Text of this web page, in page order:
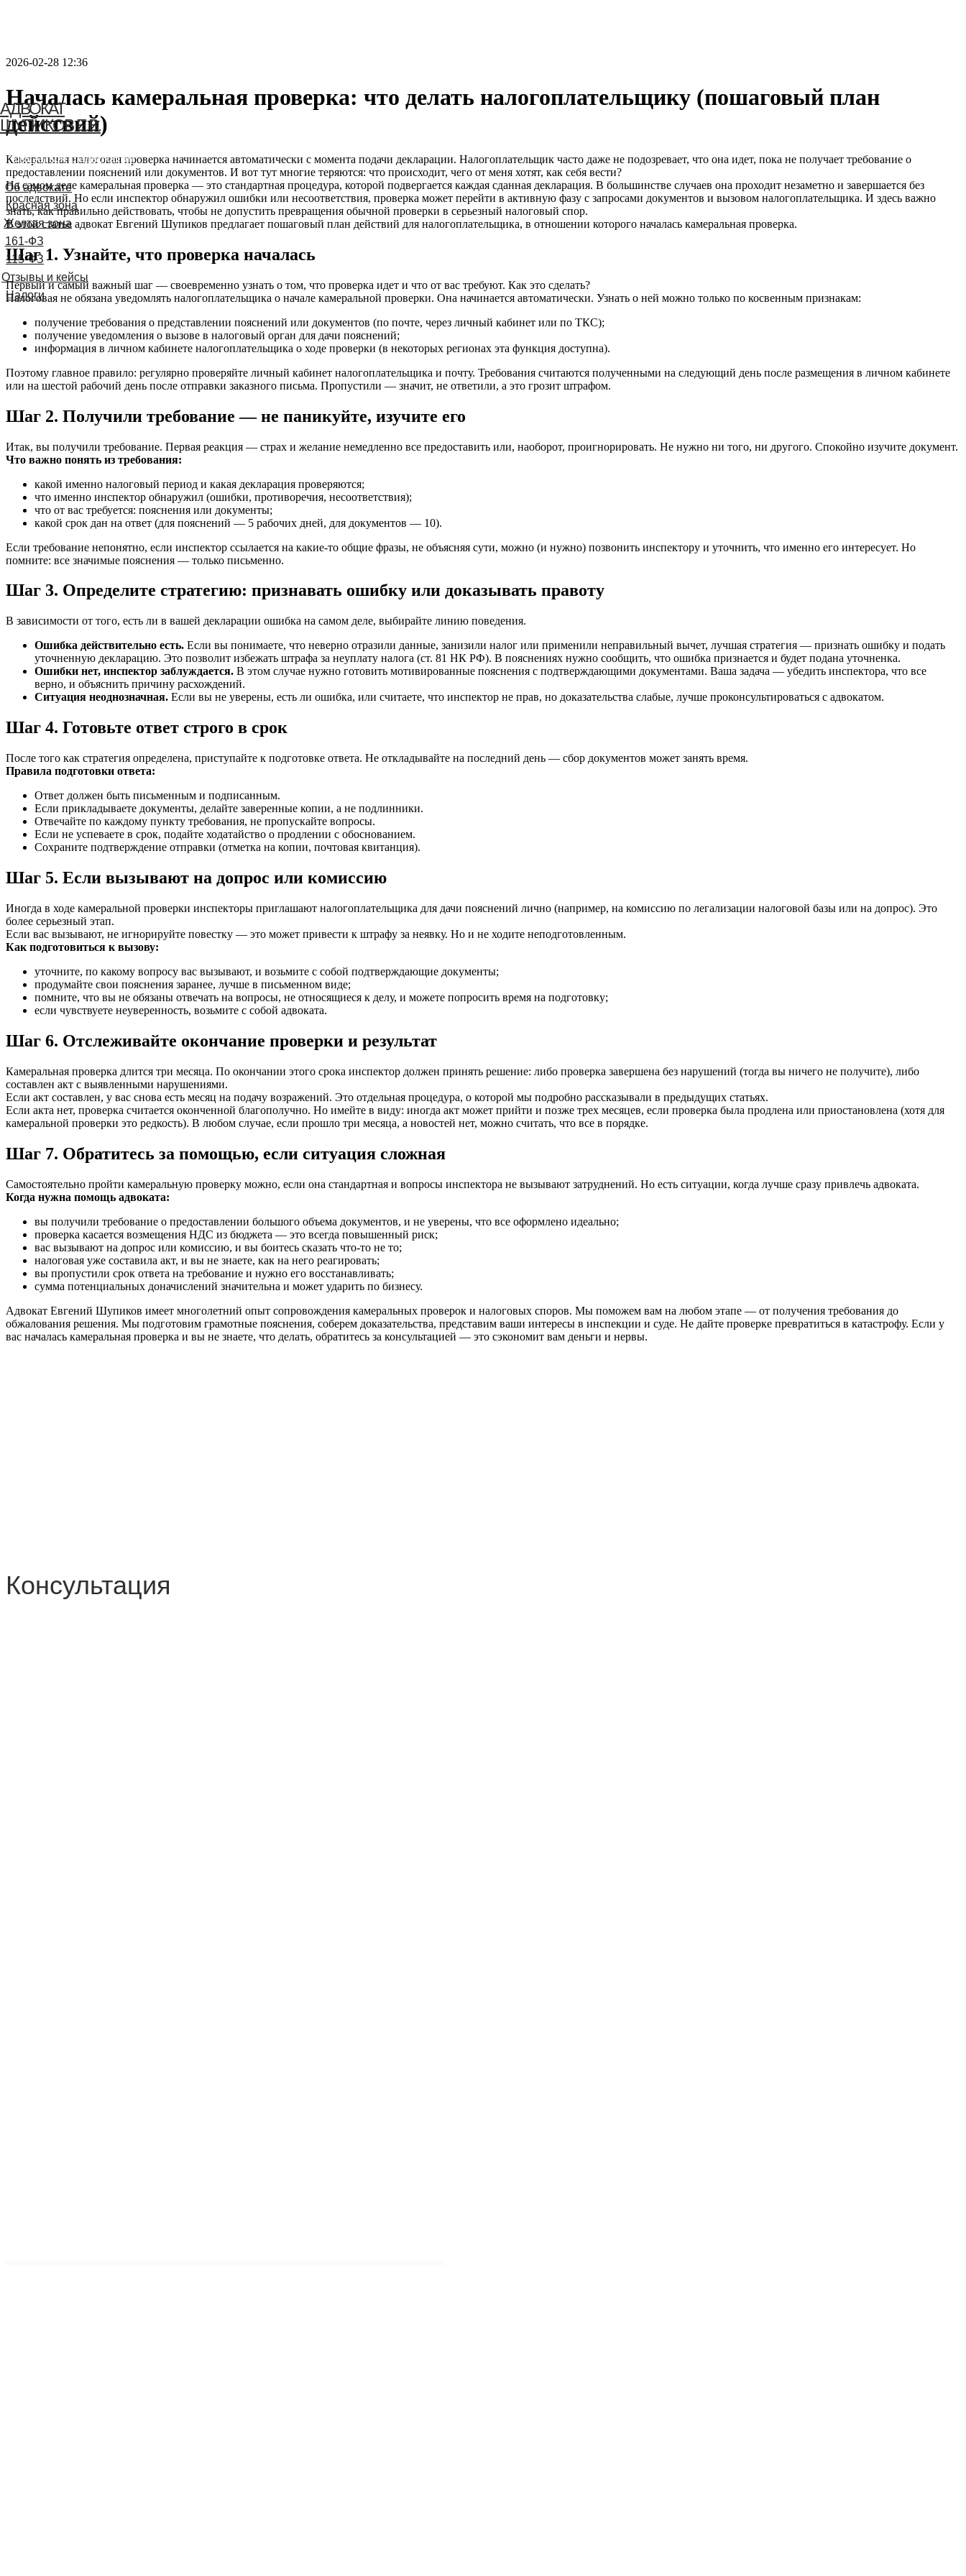
АДВОКАТ
ШУПИКОВ Е.В.
Связаться с адвокатом
Об адвокате
Красная зона
Желтая зона
161-ФЗ
115-ФЗ
Отзывы и кейсы
Налоги
2026-02-28 12:36
Началась камеральная проверка: что делать налогоплательщику (пошаговый план
действий)
Камеральная налоговая проверка начинается автоматически с момента подачи декларации. Налогоплательщик часто даже не подозревает, что она идет, пока не получает требование о
предоставлении пояснений или документов. И вот тут многие теряются: что происходит, чего от меня хотят, как себя вести?
На самом деле камеральная проверка — это стандартная процедура, которой подвергается каждая сданная декларация. В большинстве случаев она проходит незаметно и завершается без
последствий. Но если инспектор обнаружил ошибки или несоответствия, проверка может перейти в активную фазу с запросами документов и вызовом налогоплательщика. И здесь важно
знать, как правильно действовать, чтобы не допустить превращения обычной проверки в серьезный налоговый спор.
В этой статье адвокат Евгений Шупиков предлагает пошаговый план действий для налогоплательщика, в отношении которого началась камеральная проверка.
Шаг 1. Узнайте, что проверка началась
Первый и самый важный шаг — своевременно узнать о том, что проверка идет и что от вас требуют. Как это сделать?
Налоговая не обязана уведомлять налогоплательщика о начале камеральной проверки. Она начинается автоматически. Узнать о ней можно только по косвенным признакам:
получение требования о представлении пояснений или документов (по почте, через личный кабинет или по ТКС);
получение уведомления о вызове в налоговый орган для дачи пояснений;
информация в личном кабинете налогоплательщика о ходе проверки (в некоторых регионах эта функция доступна).
Поэтому главное правило: регулярно проверяйте личный кабинет налогоплательщика и почту. Требования считаются полученными на следующий день после размещения в личном кабинете
или на шестой рабочий день после отправки заказного письма. Пропустили — значит, не ответили, а это грозит штрафом.
Шаг 2. Получили требование — не паникуйте, изучите его
Итак, вы получили требование. Первая реакция — страх и желание немедленно все предоставить или, наоборот, проигнорировать. Не нужно ни того, ни другого. Спокойно изучите документ.
Что важно понять из требования:
какой именно налоговый период и какая декларация проверяются;
что именно инспектор обнаружил (ошибки, противоречия, несоответствия);
что от вас требуется: пояснения или документы;
какой срок дан на ответ (для пояснений — 5 рабочих дней, для документов — 10).
Если требование непонятно, если инспектор ссылается на какие-то общие фразы, не объясняя сути, можно (и нужно) позвонить инспектору и уточнить, что именно его интересует. Но
помните: все значимые пояснения — только письменно.
Шаг 3. Определите стратегию: признавать ошибку или доказывать правоту
В зависимости от того, есть ли в вашей декларации ошибка на самом деле, выбирайте линию поведения.
Ошибка действительно есть. Если вы понимаете, что неверно отразили данные, занизили налог или применили неправильный вычет, лучшая стратегия — признать ошибку и подать
уточненную декларацию. Это позволит избежать штрафа за неуплату налога (ст. 81 НК РФ). В пояснениях нужно сообщить, что ошибка признается и будет подана уточненка.
Ошибки нет, инспектор заблуждается. В этом случае нужно готовить мотивированные пояснения с подтверждающими документами. Ваша задача — убедить инспектора, что все
верно, и объяснить причину расхождений.
Ситуация неоднозначная. Если вы не уверены, есть ли ошибка, или считаете, что инспектор не прав, но доказательства слабые, лучше проконсультироваться с адвокатом.
Шаг 4. Готовьте ответ строго в срок
После того как стратегия определена, приступайте к подготовке ответа. Не откладывайте на последний день — сбор документов может занять время.
Правила подготовки ответа:
Ответ должен быть письменным и подписанным.
Если прикладываете документы, делайте заверенные копии, а не подлинники.
Отвечайте по каждому пункту требования, не пропускайте вопросы.
Если не успеваете в срок, подайте ходатайство о продлении с обоснованием.
Сохраните подтверждение отправки (отметка на копии, почтовая квитанция).
Шаг 5. Если вызывают на допрос или комиссию
Иногда в ходе камеральной проверки инспекторы приглашают налогоплательщика для дачи пояснений лично (например, на комиссию по легализации налоговой базы или на допрос). Это
более серьезный этап.
Если вас вызывают, не игнорируйте повестку — это может привести к штрафу за неявку. Но и не ходите неподготовленным.
Как подготовиться к вызову:
уточните, по какому вопросу вас вызывают, и возьмите с собой подтверждающие документы;
продумайте свои пояснения заранее, лучше в письменном виде;
помните, что вы не обязаны отвечать на вопросы, не относящиеся к делу, и можете попросить время на подготовку;
если чувствуете неуверенность, возьмите с собой адвоката.
Шаг 6. Отслеживайте окончание проверки и результат
Камеральная проверка длится три месяца. По окончании этого срока инспектор должен принять решение: либо проверка завершена без нарушений (тогда вы ничего не получите), либо
составлен акт с выявленными нарушениями.
Если акт составлен, у вас снова есть месяц на подачу возражений. Это отдельная процедура, о которой мы подробно рассказывали в предыдущих статьях.
Если акта нет, проверка считается оконченной благополучно. Но имейте в виду: иногда акт может прийти и позже трех месяцев, если проверка была продлена или приостановлена (хотя для
камеральной проверки это редкость). В любом случае, если прошло три месяца, а новостей нет, можно считать, что все в порядке.
Шаг 7. Обратитесь за помощью, если ситуация сложная
Самостоятельно пройти камеральную проверку можно, если она стандартная и вопросы инспектора не вызывают затруднений. Но есть ситуации, когда лучше сразу привлечь адвоката.
Когда нужна помощь адвоката:
вы получили требование о предоставлении большого объема документов, и не уверены, что все оформлено идеально;
проверка касается возмещения НДС из бюджета — это всегда повышенный риск;
вас вызывают на допрос или комиссию, и вы боитесь сказать что-то не то;
налоговая уже составила акт, и вы не знаете, как на него реагировать;
вы пропустили срок ответа на требование и нужно его восстанавливать;
сумма потенциальных доначислений значительна и может ударить по бизнесу.
Адвокат Евгений Шупиков имеет многолетний опыт сопровождения камеральных проверок и налоговых споров. Мы поможем вам на любом этапе — от получения требования до
обжалования решения. Мы подготовим грамотные пояснения, соберем доказательства, представим ваши интересы в инспекции и суде. Не дайте проверке превратиться в катастрофу. Если у
вас началась камеральная проверка и вы не знаете, что делать, обратитесь за консультацией — это сэкономит вам деньги и нервы.
Консультация